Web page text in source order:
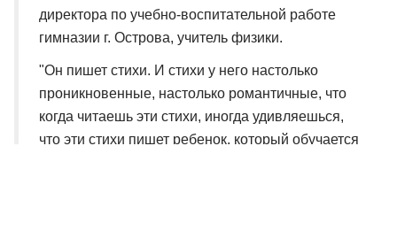
директора по учебно-воспитательной работе
гимназии г. Острова, учитель физики.
"Он пишет стихи. И стихи у него настолько
проникновенные, настолько романтичные, что
когда читаешь эти стихи, иногда удивляешься,
что эти стихи пишет ребенок, который обучается